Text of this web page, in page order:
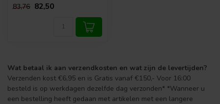
83,76 82,50
Wat betaal ik aan verzendkosten en wat zijn de levertijden?
Verzenden kost €6,95 en is Gratis vanaf €150,- Voor 16:00
besteld is op werkdagen dezelfde dag verzonden* *Wanneer u
een bestelling heeft gedaan met artikelen met een langere